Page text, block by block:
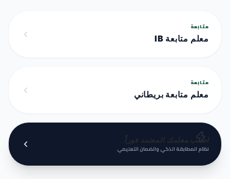
متابعة
معلم متابعة IB
متابعة
معلم متابعة بريطاني
اطلب معلمك المعتمد فوراً
نظام المطابقة الذكي والضمان التعليمي